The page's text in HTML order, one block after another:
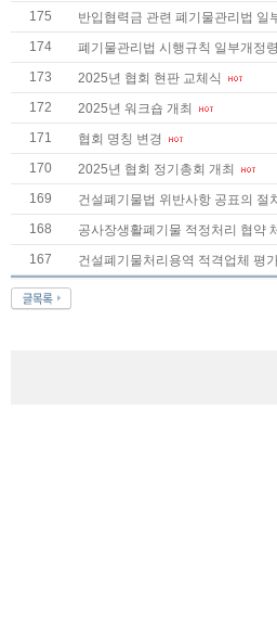
175
반입협력금 관련 폐기물관리법 일
174
폐기물관리법 시행규칙 일부개정
173
2025년 협회 현판 교체식
172
2025년 워크숍 개최
171
협회 명칭 변경
170
2025년 협회 정기총회 개최
169
건설폐기물법 위반사항 공표의 절
168
공사장생활폐기물 적정처리 협약
167
건설폐기물처리용역 적격업체 평